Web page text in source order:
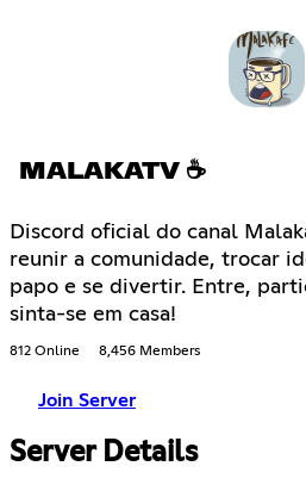
MALAKATV ☕
Discord oficial do canal
reunir a comunidade, trocar
papo e se divertir. Entre,
sinta-se em casa!
812 Online 8,456 Members
Join Server
Server Details